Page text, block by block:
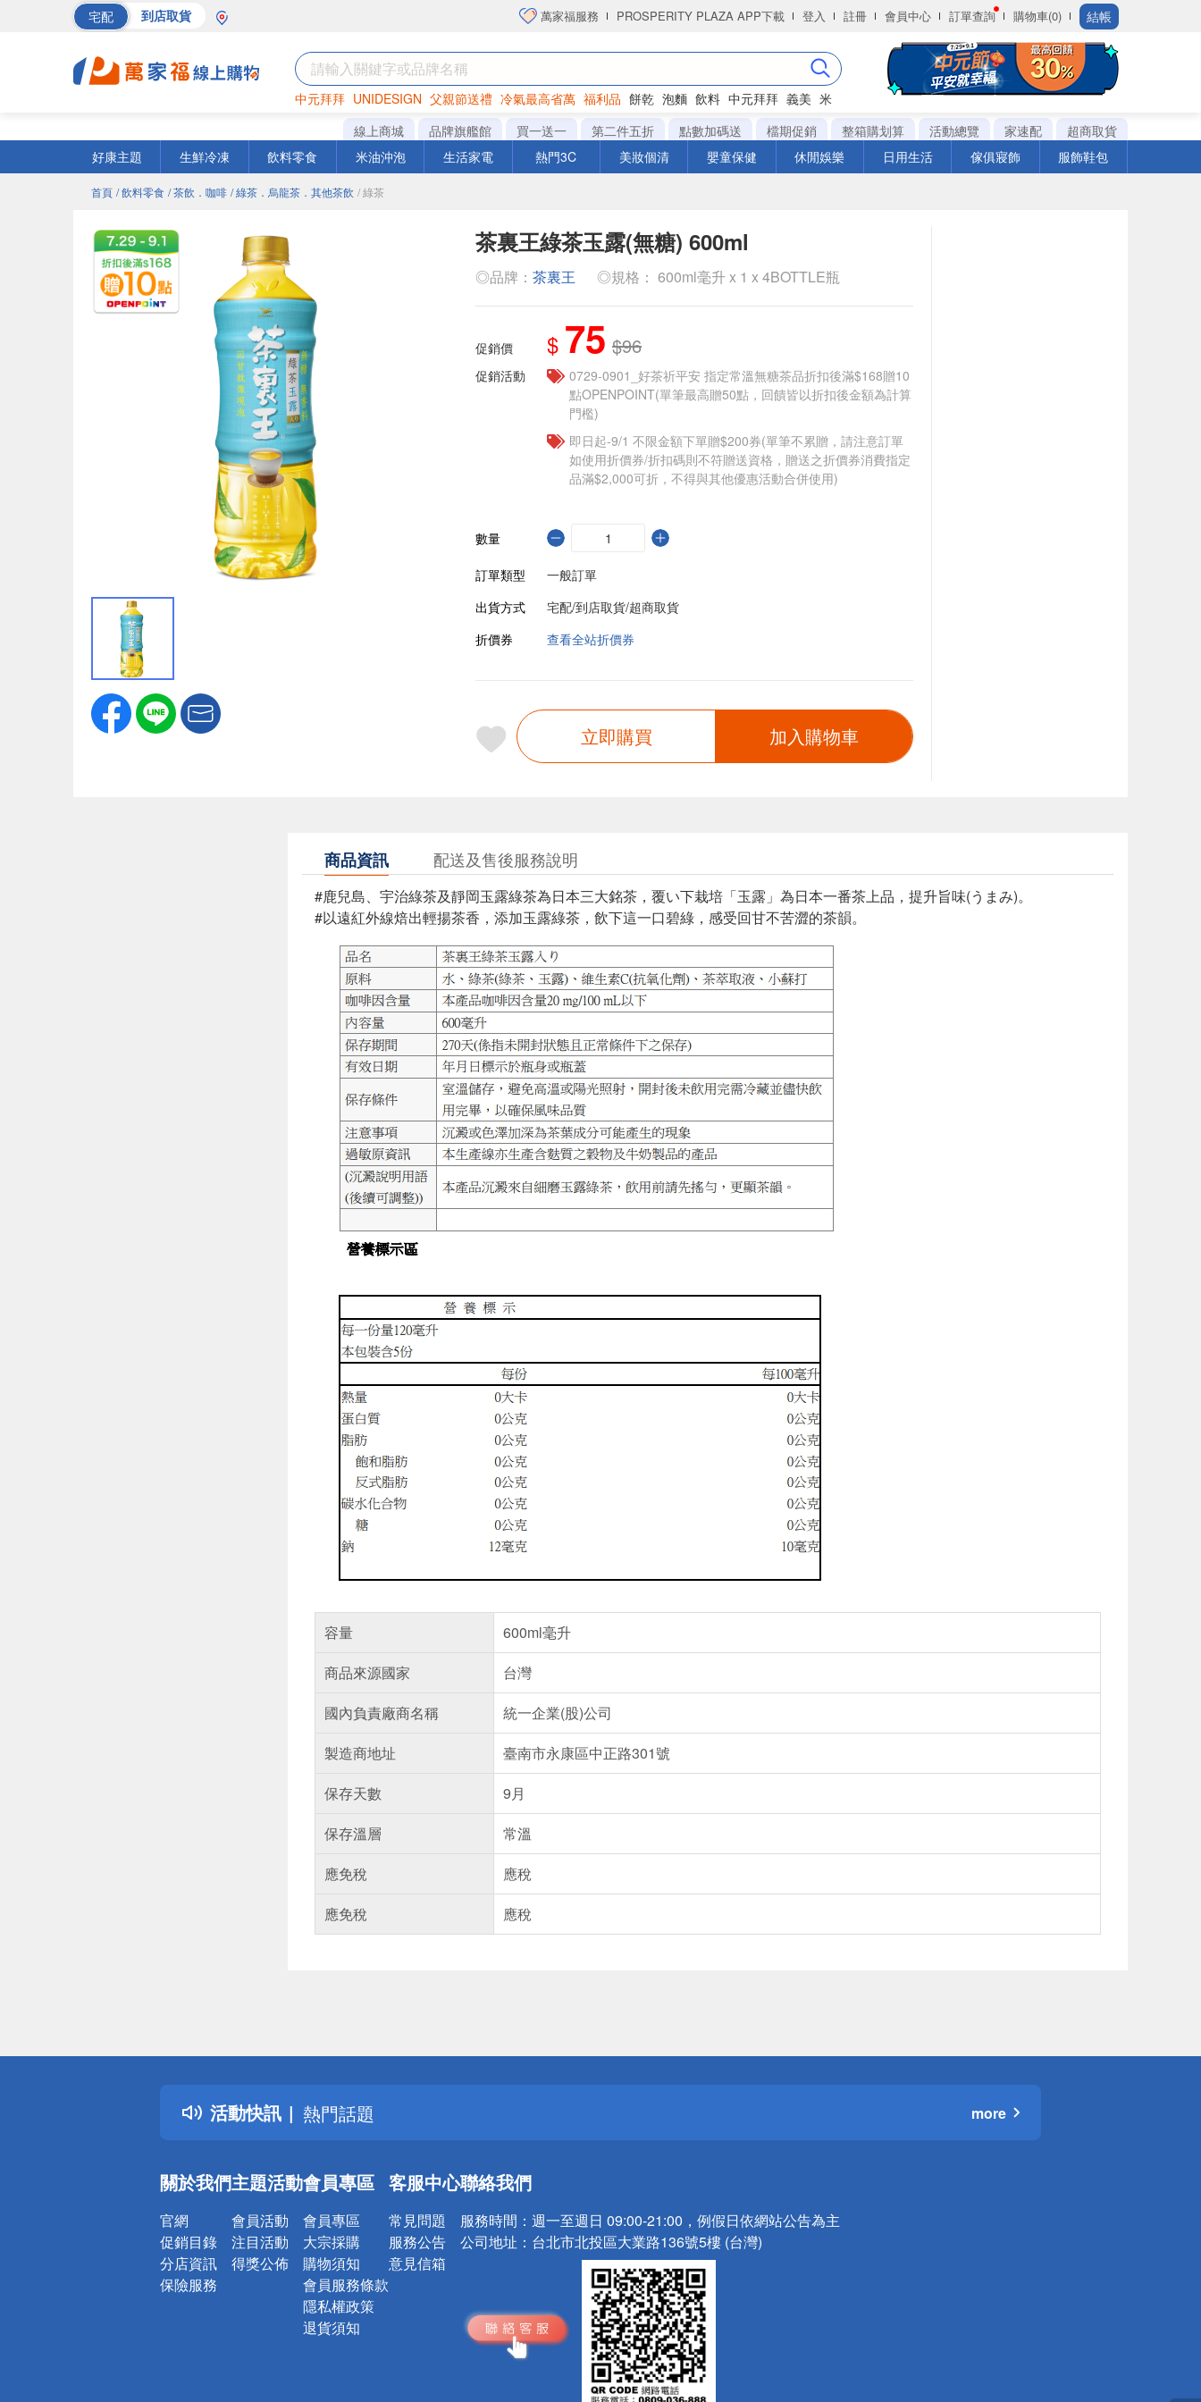
宅配 到店取貨 萬家福服務 PROSPERITY PLAZA APP下載 登入 註冊 會員中心 訂單查詢 購物車(0) 結帳
中元拜拜 UNIDESIGN 父親節送禮 冷氣最高省萬 福利品 餅乾 泡麵 飲料 中元拜拜 義美 米
巧克力 罐頭 衛生紙
線上商城 品牌旗艦館 買一送一 第二件五折 點數加碼送 檔期促銷 整箱購划算 活動總覽 家速配
超商取貨
好康主題
生鮮冷凍 飲料零食 米油沖泡 生活家電 熱門3C 美妝個清 嬰童保健 休閒娛樂 日用生活 傢俱寢飾 服飾鞋包
首頁 / 飲料零食 / 茶飲．咖啡 / 綠茶．烏龍茶．其他茶飲 / 綠茶
茶裏王綠茶玉露(無糖) 600ml
◎品牌： 茶裏王 ◎規格： 600ml毫升 x 1 x 4BOTTLE瓶
促銷價 $ 75 $96
促銷活動
​​0729-0901_好茶祈平安 指定常溫無糖茶品折扣後滿$168贈10
點OPENPOINT(單筆最高贈50點，回饋皆以折扣後金額為計算
門檻)
即日起-9/1 不限金額下單贈$200券(單筆不累贈，請注意訂單
如使用折價券/折扣碼則不符贈送資格，贈送之折價券消費指定
品滿$2,000可折，不得與其他優惠活動合併使用)
數量
訂單類型
一般訂單
出貨方式
宅配/到店取貨/超商取貨
折價券
查看全站折價券
立即購買 加入購物車
商品資訊 配送及售後服務說明
#鹿兒島、宇治綠茶及靜岡玉露綠茶為日本三大銘茶，覆い下栽培「玉露」為日本一番茶上品，提升旨味(うまみ)。
#以遠紅外線焙出輕揚茶香，添加玉露綠茶，飲下這一口碧綠，感受回甘不苦澀的茶韻。
容量
600ml毫升
商品來源國家
台灣
國內負責廠商名稱
統一企業(股)公司
製造商地址
臺南市永康區中正路301號
保存天數
9月
保存溫層
常溫
應免稅
應稅
應免稅
應稅
活動快訊
詐騙網頁！請小心！
得獎公告
熱門話題
銀行優惠
詐騙網頁！請小心！
more
關於我們
官網
促銷目錄
分店資訊
保險服務
主題活動
會員活動
注目活動
得獎公佈
會員專區
會員專區
大宗採購
購物須知
會員服務條款
隱私權政策
退貨須知
客服中心
常見問題
服務公告
意見信箱
聯絡我們
服務時間： 週一至週日 09:00-21:00，例假日依網站公告為主
公司地址： 台北市北投區大業路136號5樓 (台灣)